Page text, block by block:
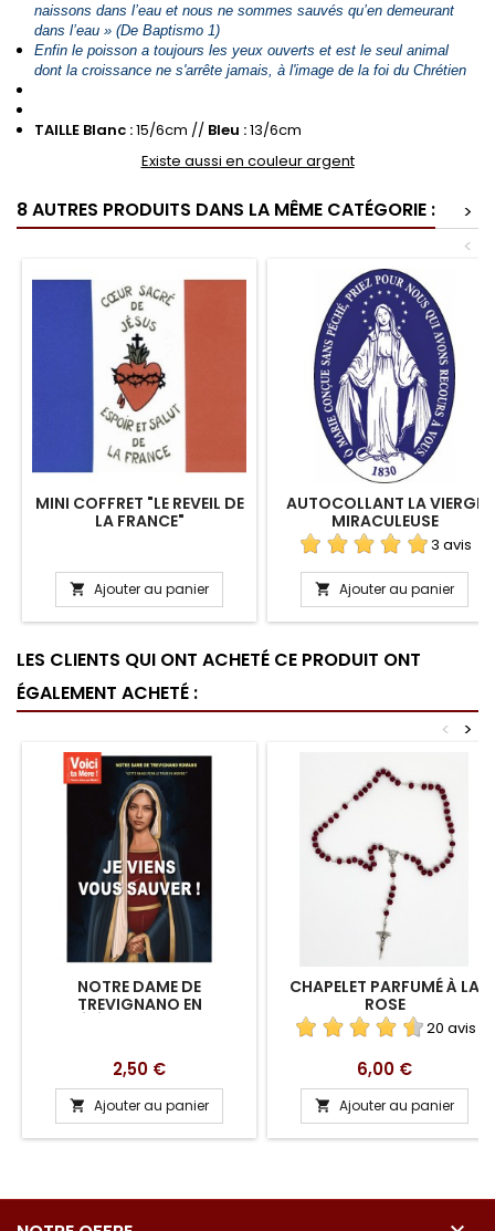
naissons dans l’eau et nous ne sommes sauvés qu’en demeurant
dans l’eau » (De Baptismo 1)
Enfin le poisson a toujours les yeux ouverts et est le seul animal
dont la croissance ne s'arrête jamais, à l'image de la foi du Chrétien
TAILLE Blanc :15/6cm // Bleu :13/6cm
Existe aussi en couleur argent
8 AUTRES PRODUITS DANS LA MÊME CATÉGORIE :
>
<
MINI COFFRET "LE REVEIL DE
LA FRANCE"
 Ajouter au panier
AUTOCOLLANT LA VIERGE
MIRACULEUSE
3 avis
 Ajouter au panier
LES CLIENTS QUI ONT ACHETÉ CE PRODUIT ONT
ÉGALEMENT ACHETÉ :
>
<
NOTRE DAME DE
TREVIGNANO EN
Prix
2,50 €
 Ajouter au panier
CHAPELET PARFUMÉ À LA
ROSE
20 avis
Prix
6,00 €
 Ajouter au panier